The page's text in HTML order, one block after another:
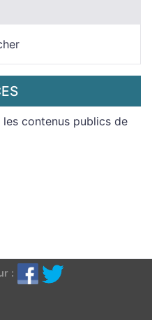
contenus publics de
: